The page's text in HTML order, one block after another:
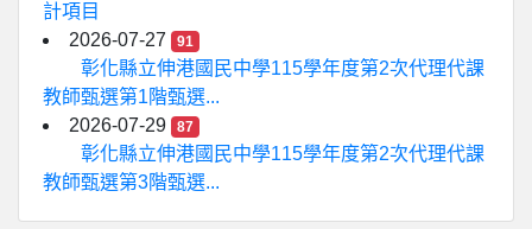
計項目
2026-07-27
91
彰化縣立伸港國民中學115學年度第2次代理代課
教師甄選第1階甄選...
2026-07-29
87
彰化縣立伸港國民中學115學年度第2次代理代課
教師甄選第3階甄選...